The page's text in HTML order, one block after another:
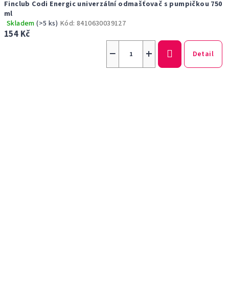
Finclub Codi Energic univerzální odmašťovač s pumpičkou 750
ml
Průměrné
hodnocení
Skladem(>5 ks) Kód:8410630039127
154 Kč
+
− Detail